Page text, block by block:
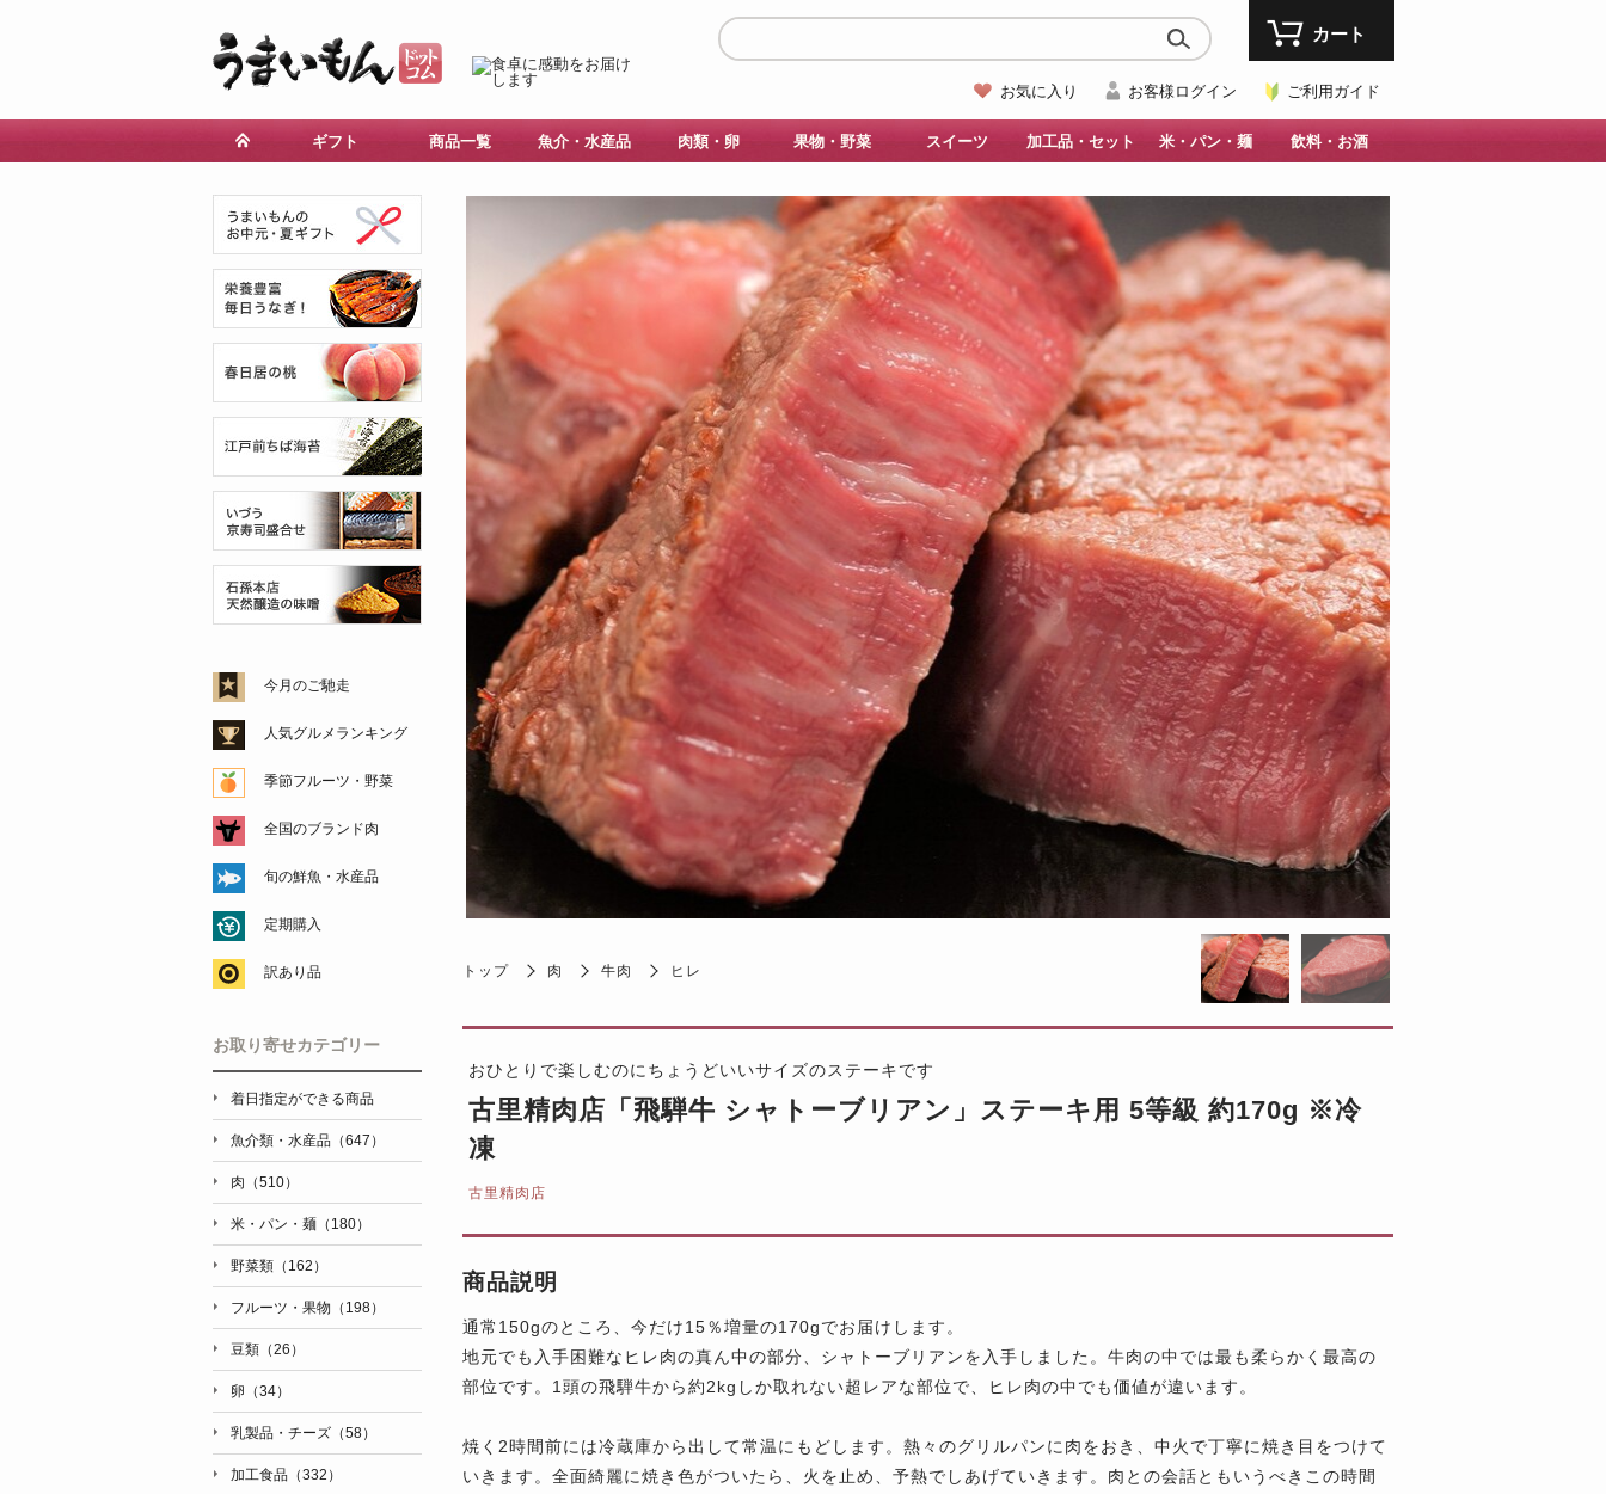
お気に入り お客様ログイン ご利用ガイド
カート
ギフト 商品一覧 魚介・水産品 肉類・卵 果物・野菜 スイーツ 加工品・セット 米・パン・麺 飲料・お酒
トップ 肉 牛肉 ヒレ
おひとりで楽しむのにちょうどいいサイズのステーキです
古里精肉店「飛騨牛 シャトーブリアン」ステーキ用 5等級 約170g ※冷
凍
古里精肉店
商品説明
通常150gのところ、今だけ15％増量の170gでお届けします。
地元でも入手困難なヒレ肉の真ん中の部分、シャトーブリアンを入手しました。牛肉の中では最も柔らかく最高の
部位です。1頭の飛騨牛から約2kgしか取れない超レアな部位で、ヒレ肉の中でも価値が違います。
焼く2時間前には冷蔵庫から出して常温にもどします。熱々のグリルパンに肉をおき、中火で丁寧に焼き目をつけて
いきます。全面綺麗に焼き色がついたら、火を止め、予熱でしあげていきます。肉との会話ともいうべきこの時間
今月のご馳走
人気グルメランキング
季節フルーツ・野菜
全国のブランド肉
旬の鮮魚・水産品
定期購入
訳あり品
お取り寄せカテゴリー
着日指定ができる商品
魚介類・水産品（647）
肉（510）
米・パン・麺（180）
野菜類（162）
フルーツ・果物（198）
豆類（26）
卵（34）
乳製品・チーズ（58）
加工食品（332）